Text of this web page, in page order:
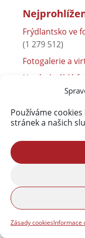
Používáme
stránek a našich
Zásady cookiesInformace
Frýdlantsko ve
(1 279 512)
Fotogalerie a
Nová obsáhlá
freedlantsko.eu
Povodně 2010
O Jizerských
Pelc(54 805)
Rybník Dubák a